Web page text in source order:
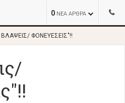
0 ΝΕΑ ΑΡΘΡΑ
ΦΟΝΕΎΕΣΕΙΣ"!!